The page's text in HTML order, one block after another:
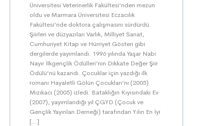
Üniversitesi Veterinerlik Fakültesi’nden mezun
oldu ve Marmara Üniversitesi Eczacılık
Fakültesi’nde doktora çalışmasını sürdürdü.
Şiirleri ve düzyazıları Varlık, Milliyet Sanat,
Cumhuriyet Kitap ve Hürriyet Gösteri gibi
dergilerde yayımlandı. 1996 yılında Yaşar Nabi
Nayır İlkgençlik Ödülleri’nin Dikkate Değer Şiir
Ödülü’nü kazandı. Çocuklar için yazdığı ilk
romanı Hayaletli Gölün Çocukları’nı (2005)
Mızıkacı (2005) izledi. Bataklığın Kıyısındaki Ev
(2007), yayımlandığı yıl ÇGYD (Çocuk ve
Gençlik Yayınları Derneği) tarafından Yılın En İyi
[…]